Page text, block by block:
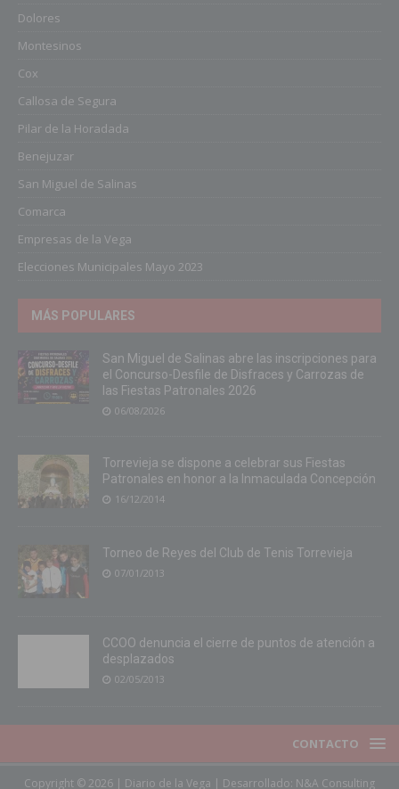
Dolores
Montesinos
Cox
Callosa de Segura
Pilar de la Horadada
Benejuzar
San Miguel de Salinas
Comarca
Empresas de la Vega
Elecciones Municipales Mayo 2023
MÁS POPULARES
San Miguel de Salinas abre las inscripciones para
el Concurso-Desfile de Disfraces y Carrozas de
las Fiestas Patronales 2026
06/08/2026
Torrevieja se dispone a celebrar sus Fiestas
Patronales en honor a la Inmaculada Concepción
16/12/2014
Torneo de Reyes del Club de Tenis Torrevieja
07/01/2013
CCOO denuncia el cierre de puntos de atención a
desplazados
02/05/2013
CONTACTO
Copyright © 2026 | Diario de la Vega | Desarrollado: N&A Consulting